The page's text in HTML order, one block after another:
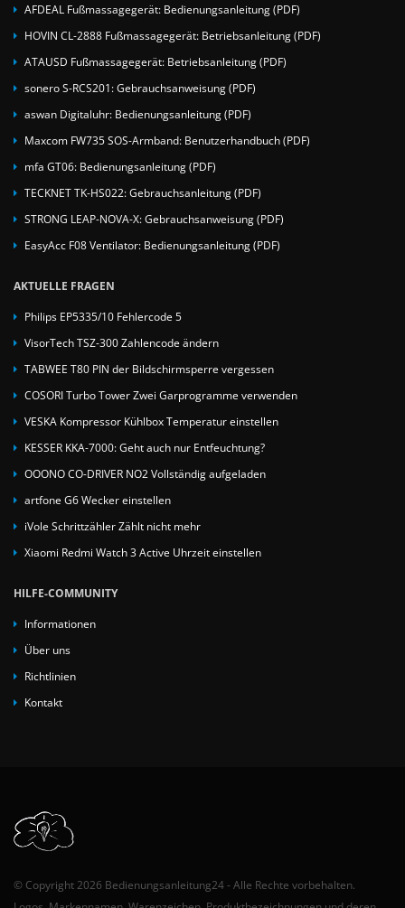
AFDEAL Fußmassagegerät: Bedienungsanleitung (PDF)
HOVIN CL-2888 Fußmassagegerät: Betriebsanleitung (PDF)
ATAUSD Fußmassagegerät: Betriebsanleitung (PDF)
sonero S-RCS201: Gebrauchsanweisung (PDF)
aswan Digitaluhr: Bedienungsanleitung (PDF)
Maxcom FW735 SOS-Armband: Benutzerhandbuch (PDF)
mfa GT06: Bedienungsanleitung (PDF)
TECKNET TK-HS022: Gebrauchsanleitung (PDF)
STRONG LEAP-NOVA-X: Gebrauchsanweisung (PDF)
EasyAcc F08 Ventilator: Bedienungsanleitung (PDF)
AKTUELLE FRAGEN
Philips EP5335/10 Fehlercode 5
VisorTech TSZ-300 Zahlencode ändern
TABWEE T80 PIN der Bildschirmsperre vergessen
COSORI Turbo Tower Zwei Garprogramme verwenden
VESKA Kompressor Kühlbox Temperatur einstellen
KESSER KKA-7000: Geht auch nur Entfeuchtung?
OOONO CO-DRIVER NO2 Vollständig aufgeladen
artfone G6 Wecker einstellen
iVole Schrittzähler Zählt nicht mehr
Xiaomi Redmi Watch 3 Active Uhrzeit einstellen
HILFE-COMMUNITY
Informationen
Über uns
Richtlinien
Kontakt
© Copyright 2026 Bedienungsanleitung24 - Alle Rechte vorbehalten.